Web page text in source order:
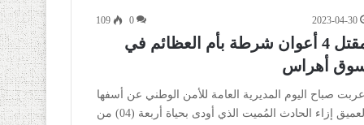
2023-04-30
0
109
مقتل 4 أعوان شرطة بأم العظائم في
أهراس
اعربت صباح اليوم المديرية العامة للأمن الوطني عن أسفها
العميق إزاء الحادث المُميت الذي أودى بحياة أربعة (04) من